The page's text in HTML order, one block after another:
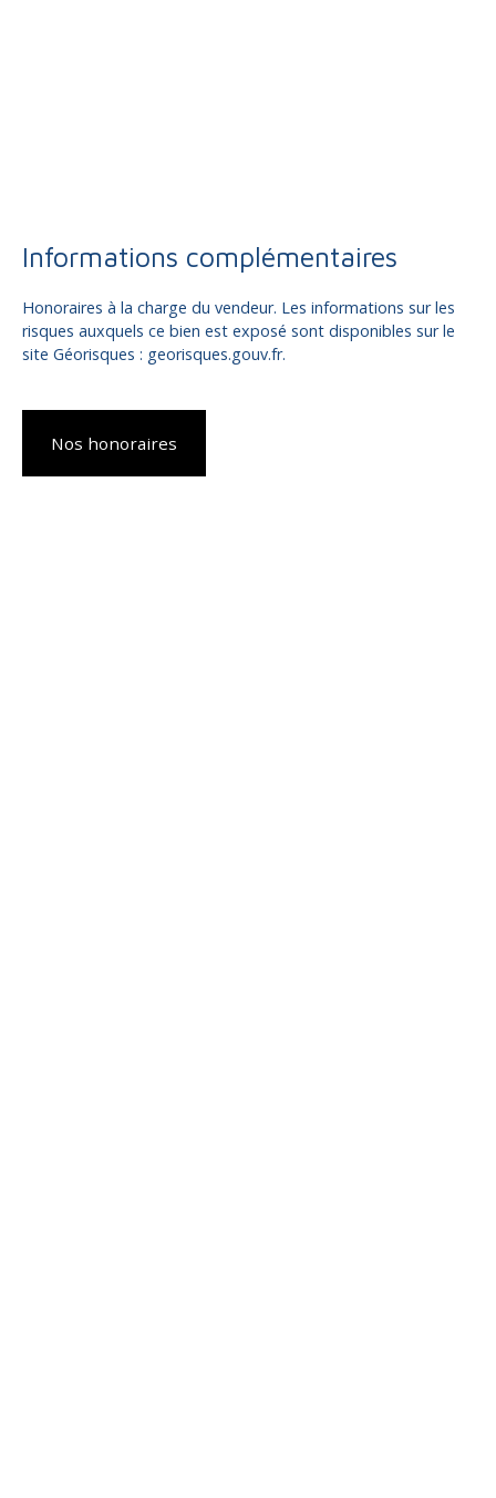
Informations complémentaires
Honoraires à la charge du vendeur. Les informations sur les
risques auxquels ce bien est exposé sont disponibles sur le
site Géorisques : georisques.gouv.fr.
Nos honoraires